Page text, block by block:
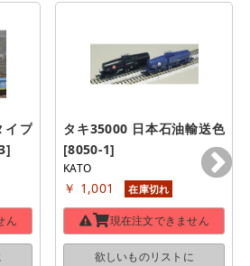
イプ
ん
タキ35000 日本石油輸送色
[8050-1]
KATO
￥ 1,001 在庫切れ
現在注文できません
欲しいものリストに